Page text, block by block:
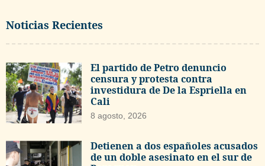
Noticias Recientes
El partido de Petro denuncio
censura y protesta contra
investidura de De la Espriella en
Cali
8 agosto, 2026
Detienen a dos españoles acusados
de un doble asesinato en el sur de